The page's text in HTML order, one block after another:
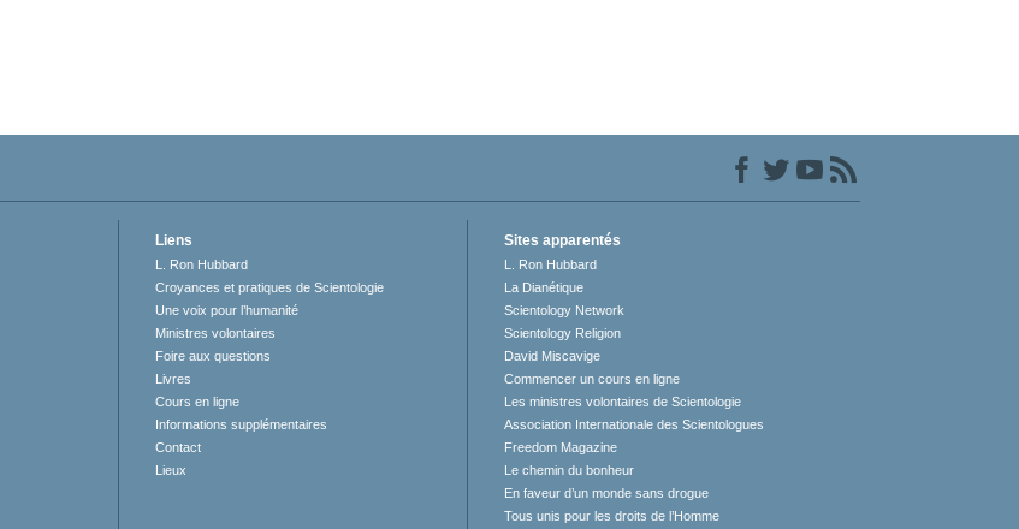
Liens
L. Ron Hubbard
Croyances et pratiques de Scientologie
Une voix pour l’humanité
Ministres volontaires
Foire aux questions
Livres
Cours en ligne
Informations supplémentaires
Contact
Lieux
Sites apparentés
L. Ron Hubbard
La Dianétique
Scientology Network
Scientology Religion
David Miscavige
Commencer un cours en ligne
Les ministres volontaires de Scientologie
Association Internationale des Scientologues
Freedom Magazine
Le chemin du bonheur
En faveur d’un monde sans drogue
Tous unis pour les droits de l’Homme